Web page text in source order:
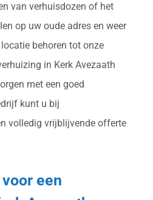
van verhuisdozen of het
op uw oude adres en weer
behoren tot onze
in Kerk Avezaath
met een goed
kunt u bij
volledig vrijblijvende offerte
een